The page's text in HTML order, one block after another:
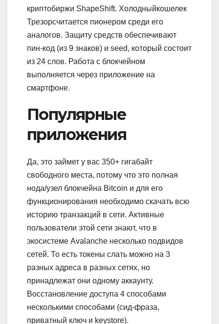
криптобиржи ShapeShift. Холодныйкошелек
Трезорсчитается пионером среди его
аналогов. Защиту средств обеспечивают
пин-код (из 9 знаков) и seed, который состоит
из 24 слов. Работа с блокчейном
выполняется через приложение на
смартфоне.
Популярные
приложения
Да, это займет у вас 350+ гигабайт
свободного места, потому что это полная
нода/узел блокчейна Bitcoin и для его
функционирования необходимо скачать всю
историю транзакций в сети. Активные
пользователи этой сети знают, что в
экосистеме Avalanche несколько подвидов
сетей. То есть токены слать можно на 3
разных адреса в разных сетях, но
принадлежат они одному аккаунту.
Восстановление доступа 4 способами
несколькими способами (сид-фраза,
приватный ключ и keystore).